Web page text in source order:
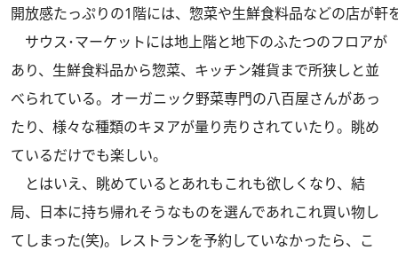
開放感たっぷりの1階には、惣菜や生鮮食料品などの店が軒
サウス･マーケットには地上階と地下のふたつのフロアが
あり、生鮮食料品から惣菜、キッチン雑貨まで所狭しと並
べられている。オーガニック野菜専門の八百屋さんがあっ
たり、様々な種類のキヌアが量り売りされていたり。眺め
ているだけでも楽しい。
とはいえ、眺めているとあれもこれも欲しくなり、結
局、日本に持ち帰れそうなものを選んであれこれ買い物し
てしまった(笑)。レストランを予約していなかったら、こ